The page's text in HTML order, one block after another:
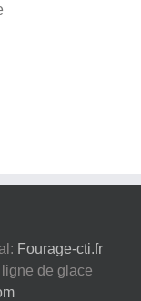
Fourage-cti.fr
de glace